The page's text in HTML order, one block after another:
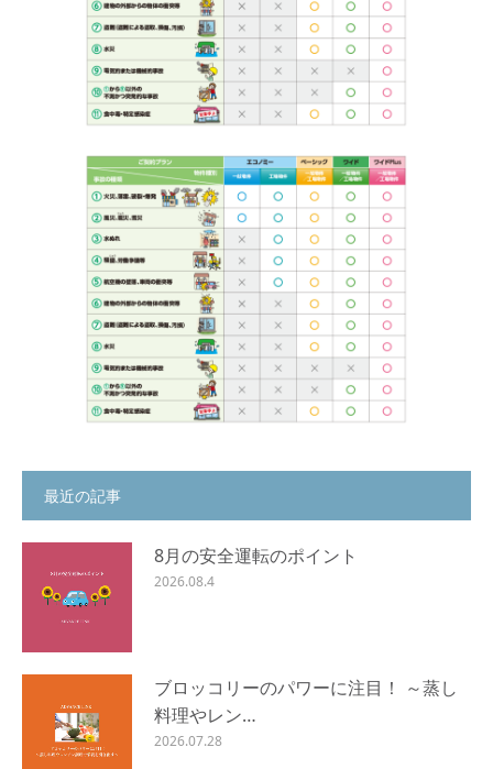
最近の記事
8月の安全運転のポイント
2026.08.4
ブロッコリーのパワーに注目！ ～蒸し
料理やレン…
2026.07.28